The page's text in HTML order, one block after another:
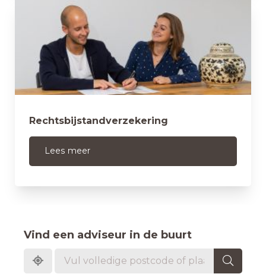
Rechtsbijstandverzekering
Lees meer
Vind een adviseur in de buurt